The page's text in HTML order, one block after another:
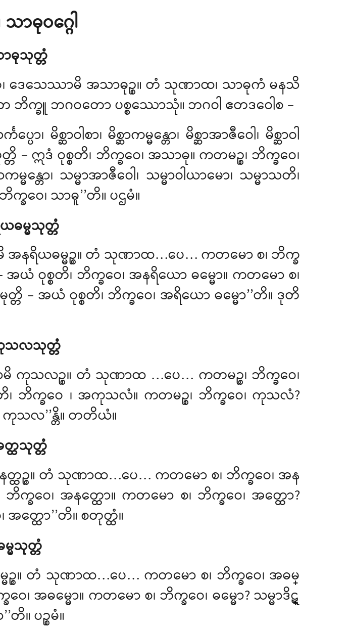
ာဓုဝဂ္ဂေါ
ဓုသုတ္တံ
ေ၊ ဒေသေဿာမိ အသာဓုဉ္စ။ တံ သုဏာထ၊ သာဓုကံ မနသိ
ေ ဘိက္ခူ ဘဂဝတော ပစ္စဿောသုံ။ ဘဂဝါ ဧတဒဝေါစ –
ာ၊ မိစ္ဆာဝါစာ၊ မိစ္ဆာကမ္မန္တော၊ မိစ္ဆာအာဇီဝေါ၊ မိစ္ဆာဝါ
တ္တိ – ဣဒံ ဝုစ္စတိ၊ ဘိက္ခဝေ၊ အသာဓု။ ကတမဉ္စ၊ ဘိက္ခဝေ၊
ကမ္မန္တော၊ သမ္မာအာဇီဝေါ၊ သမ္မာဝါယာမော၊ သမ္မာသတိ၊
က္ခဝေ၊ သာဓူ’’တိ။ ပဌမံ။
ဓမ္မသုတ္တံ
ာမိ အနရိယဓမ္မဉ္စ။ တံ သုဏာထ…ပေ… ကတမော စ၊ ဘိက္ခ
အယံ ဝုစ္စတိ၊ ဘိက္ခဝေ၊ အနရိယော ဓမ္မော။ ကတမော စ၊
တ္တိ – အယံ ဝုစ္စတိ၊ ဘိက္ခဝေ၊ အရိယော ဓမ္မော’’တိ။ ဒုတိ
သလသုတ္တံ
ာမိ ကုသလဉ္စ။ တံ သုဏာထ …ပေ… ကတမဉ္စ၊ ဘိက္ခဝေ၊
၊ ဘိက္ခဝေ ၊ အကုသလံ။ ကတမဉ္စ၊ ဘိက္ခဝေ၊ ကုသလံ?
ကုသလ’’န္တိ။ တတိယံ။
ထသုတ္တံ
နတ္ထဉ္စ။ တံ သုဏာထ…ပေ… ကတမော စ၊ ဘိက္ခဝေ၊ အန
က္ခဝေ၊ အနတ္ထော။ ကတမော စ၊ ဘိက္ခဝေ၊ အတ္ထော?
အတ္ထော’’တိ။ စတုတ္ထံ။
မ္မသုတ္တံ
မဉ္စ။ တံ သုဏာထ…ပေ… ကတမော စ၊ ဘိက္ခဝေ၊ အဓမ္
ေ၊ အဓမ္မော။ ကတမော စ၊ ဘိက္ခဝေ၊ ဓမ္မော? သမ္မာဒိဋ္
တိ။ ပဉ္စမံ။